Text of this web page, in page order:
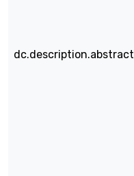
dc.description.abstract